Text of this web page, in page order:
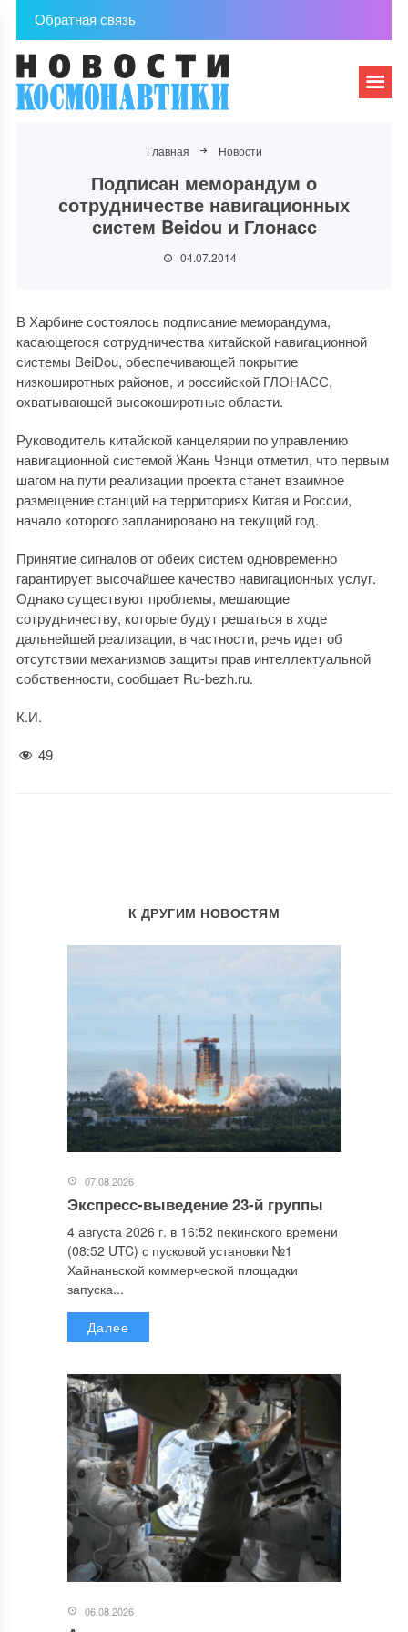
Обратная связь
Главная Новости
Подписан меморандум о
сотрудничестве навигационных
систем Beidou и Глонасс
04.07.2014
В Харбине состоялось подписание меморандума,
касающегося сотрудничества китайской навигационной
системы BeiDou, обеспечивающей покрытие
низкоширотных районов, и российской ГЛОНАСС,
охватывающей высокоширотные области.
Руководитель китайской канцелярии по управлению
навигационной системой Жань Чэнци отметил, что первым
шагом на пути реализации проекта станет взаимное
размещение станций на территориях Китая и России,
начало которого запланировано на текущий год.
Принятие сигналов от обеих систем одновременно
гарантирует высочайшее качество навигационных услуг.
Однако существуют проблемы, мешающие
сотрудничеству, которые будут решаться в ходе
дальнейшей реализации, в частности, речь идет об
отсутствии механизмов защиты прав интеллектуальной
собственности, сообщает Ru-bezh.ru.
К.И.
49
К ДРУГИМ НОВОСТЯМ
07.08.2026
Экспресс-выведение 23-й группы
4 августа 2026 г. в 16:52 пекинского времени
(08:52 UTC) с пусковой установки №1
Хайнаньской коммерческой площадки
запуска...
Далее
06.08.2026